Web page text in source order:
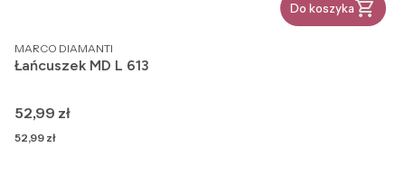
Do koszyka
PRODUCENT
MARCO DIAMANTI
Łańcuszek MD L 613
Cena
52,99 zł
Cena
52,99 zł